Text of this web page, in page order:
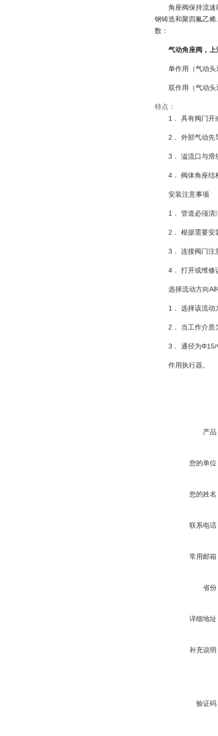
角座阀保持流
钢铸造和聚四氟乙烯
数：
气动角座阀，
单作用（气动头
双作用（气动
特点：
1． 具有阀门开
2． 外部气动先
3． 溢流口与滑
4． 阀体角座结
安装注意事项
1． 管道必须清
2． 根据需要安
3． 连接阀门注
4． 打开或维修
选择流动方向A
1． 选择该流动
2． 当工作介质
3． 通径为
作用执行器。
产品
您的单位
您的姓名
联系电话
常用邮箱
省份
详细地址
补充说明
验证码